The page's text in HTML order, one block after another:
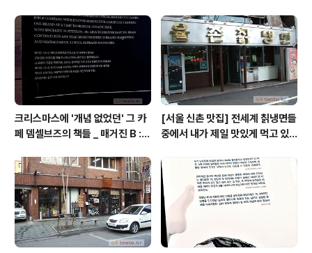
스크림
크리스마스에 '개념 없었던' 그 카
페 뎀셀브즈의 책들 _ 매거진 B :
커피
[서울 신촌 맛집] 전세계 칡냉면들
중에서 내가 제일 맛있게 먹고 있